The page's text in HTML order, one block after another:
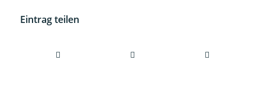
Eintrag teilen